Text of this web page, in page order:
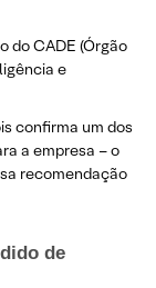
do CADE (Órgão
e
confirma um dos
a empresa – o
recomendação
de